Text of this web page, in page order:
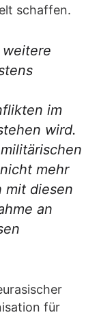
schaffen.
im
wird.
mehr
mit diesen
an
für